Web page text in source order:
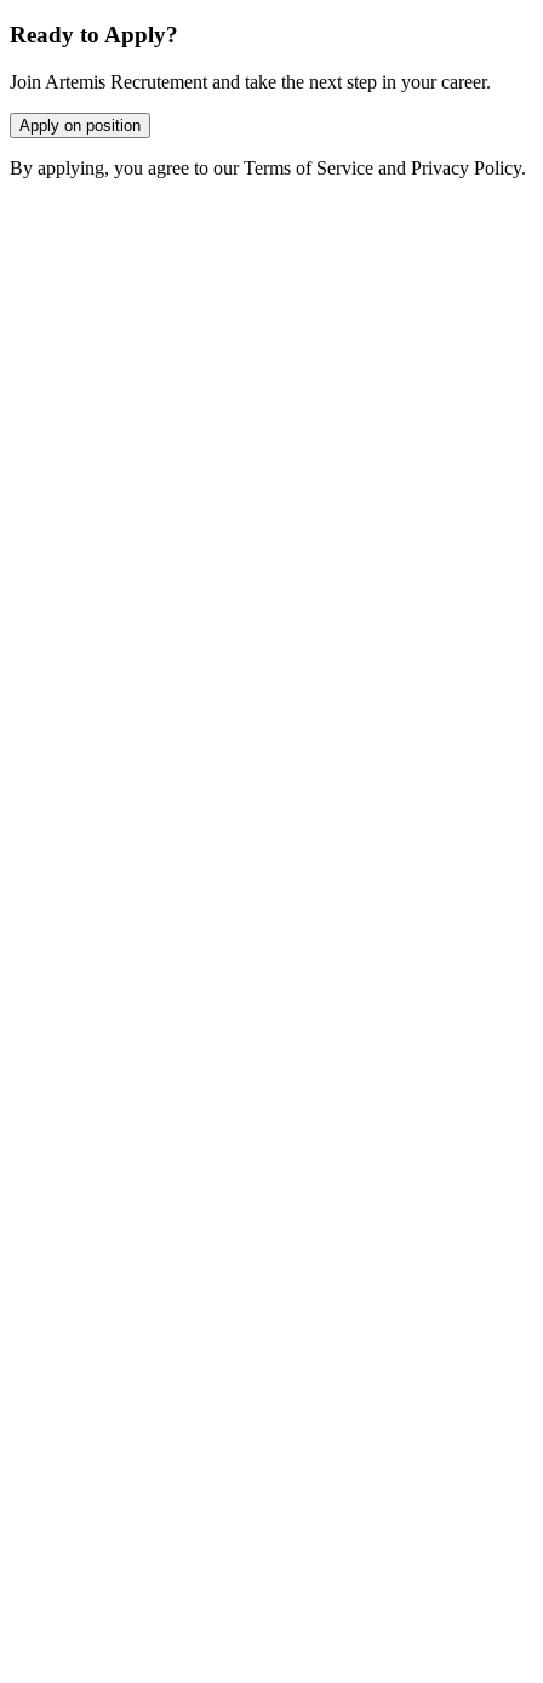
Ready to Apply?
Join Artemis Recrutement and take the next step in your career.
Apply on position
By applying, you agree to our Terms of Service and Privacy Policy.